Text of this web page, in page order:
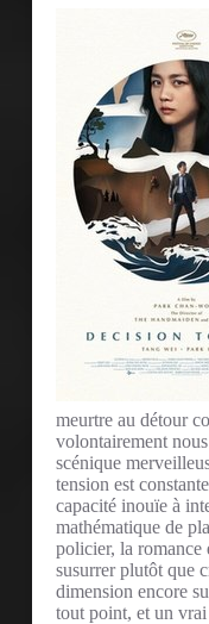
meurtre au détour
volontairement
scénique
tension est
capacité inouïe à
mathématique de
policier, la romance
susurrer plutôt que
dimension encore
tout point, et un